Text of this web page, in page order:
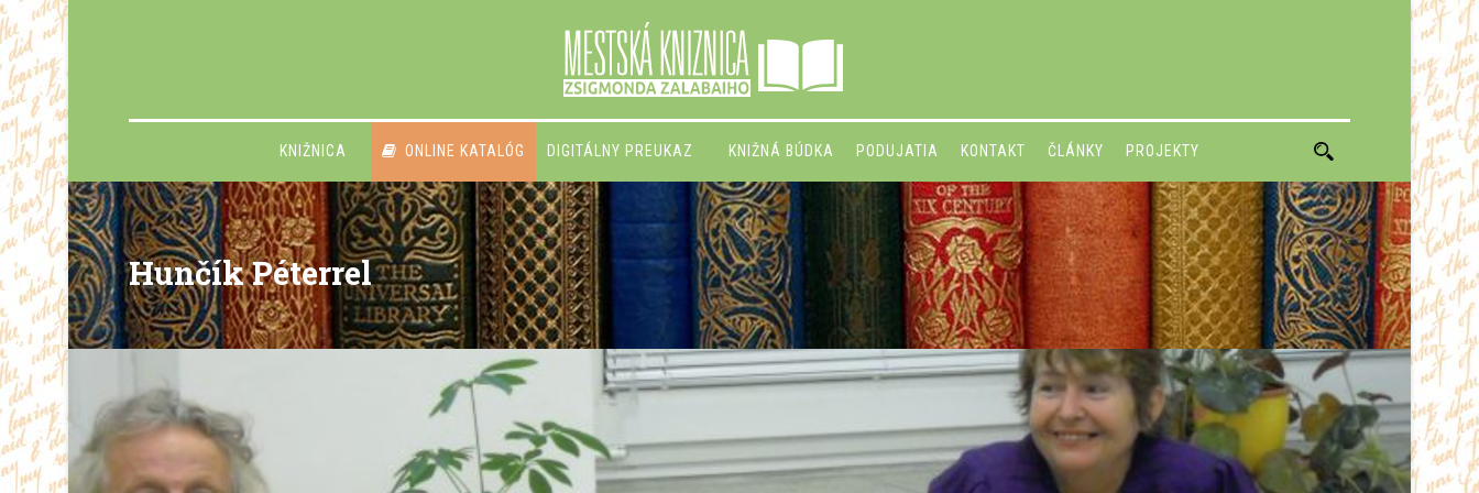
KNIŽNICA ONLINE KATALÓG DIGITÁLNY PREUKAZ KNIŽNÁ BÚDKA PODUJATIA KONTAKT ČLÁNKY PROJEKTY
Hunčík Péterrel